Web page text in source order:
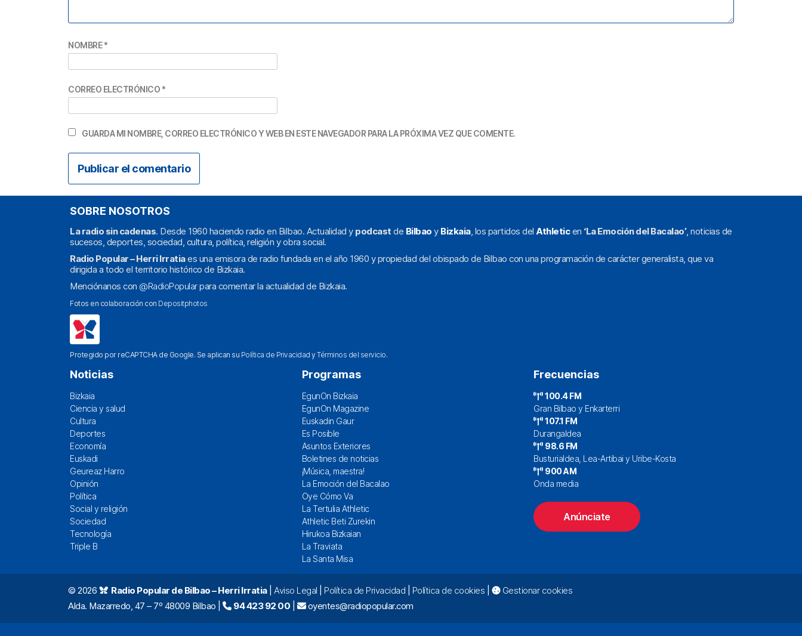
NOMBRE*
CORREO ELECTRÓNICO *
GUARDA MI NOMBRE, CORREO ELECTRÓNICO Y WEB EN ESTE NAVEGADOR PARA LA PRÓXIMA VEZ QUE COMENTE.
SOBRE NOSOTROS
La radio sin cadenas. Desde 1960 haciendo radio en Bilbao. Actualidad y podcast de Bilbao y Bizkaia, los partidos del Athleticen ‘La Emoción del Bacalao’, noticias de
sucesos, deportes, sociedad, cultura, política, religión y obra social.
Radio Popular – Herri Irratiaes una emisora de radio fundada en el año 1960 y propiedad del obispado de Bilbao con una programación de carácter generalista, que va
dirigida a todo el territorio histórico de Bizkaia.
Menciónanos con @RadioPopularpara comentar la actualidad de Bizkaia.
Fotos en colaboración con Depositphotos
Protegido por reCAPTCHA de Google. Se aplican su Política de Privacidad yTérminos del servicio.
Noticias
Bizkaia
Ciencia y salud
Cultura
Deportes
Economía
Euskadi
Geureaz Harro
Opinión
Política
Social y religión
Sociedad
Tecnología
Triple B
Programas
EgunOn Bizkaia
EgunOn Magazine
Euskadin Gaur
Es Posible
Asuntos Exteriores
Boletines de noticias
¡Música, maestra!
La Emoción del Bacalao
Oye Cómo Va
La Tertulia Athletic
Athletic Beti Zurekin
Hirukoa Bizkaian
La Traviata
La Santa Misa
Frecuencias
100.4 FM
Gran Bilbao y Enkarterri
107.1 FM
Durangaldea
98.6 FM
Busturialdea, Lea-Artibai y Uribe-Kosta
900 AM
Onda media
Anúnciate
© 2026 Radio Popular de Bilbao – Herri Irratia| Aviso Legal Política de Privacidad Política de cookies
Gestionar cookies
Alda. Mazarredo, 47 – 7º 48009 Bilbao |
94 423 92 00 oyentes@radiopopular.com